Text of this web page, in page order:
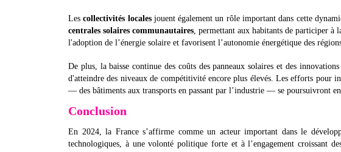
Lescollectivités localesjouent également un rôle important dans cette
centrales solaires communautaires , permettant aux habitants de participer
l'adoption de l’énergie solaire et favorisent l’autonomie énergétique des
De plus, la baisse continue des coûts des panneaux solaires et des
d'atteindre des niveaux de compétitivité encore plus élevés. Les efforts pour
— des bâtiments aux transports en passant par l’industrie — se poursuivront en
Conclusion
En 2024, la France s’affirme comme un acteur important dans le
technologiques, à une volonté politique forte et à l’engagement croissant